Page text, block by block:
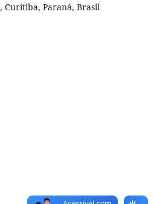
Curitiba, Paraná, Brasil